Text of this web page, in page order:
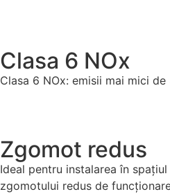
Clasa 6 NOx
Clasa 6 NOx: emisii mai mici
Zgomot redus
Ideal pentru instalarea în
zgomotului redus de